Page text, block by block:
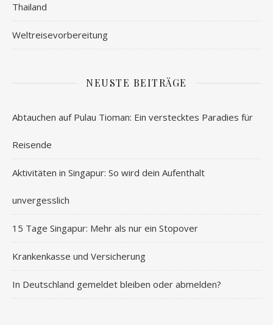
Thailand
Weltreisevorbereitung
NEUSTE BEITRÄGE
Abtauchen auf Pulau Tioman: Ein verstecktes Paradies für
Reisende
Aktivitäten in Singapur: So wird dein Aufenthalt
unvergesslich
15 Tage Singapur: Mehr als nur ein Stopover
Krankenkasse und Versicherung
In Deutschland gemeldet bleiben oder abmelden?